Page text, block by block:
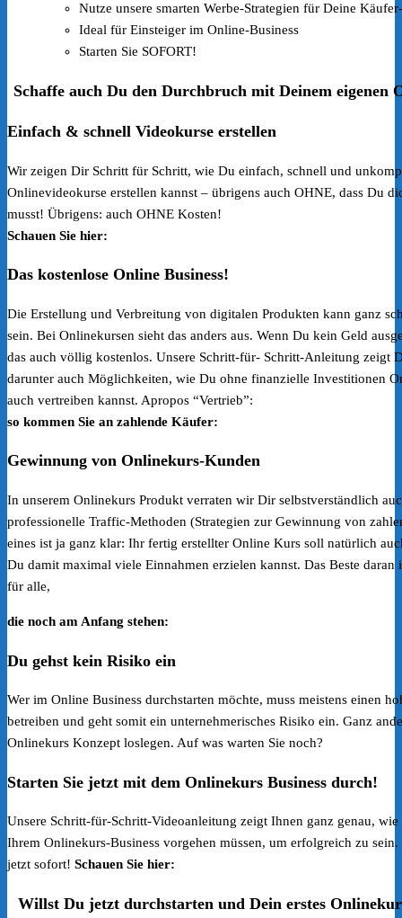
Nutze unsere smarten Werbe-Strategien für Deine
Ideal für Einsteiger im Online-Business
Starten Sie SOFORT!
Schaffe auch Du den Durchbruch mit Deinem eigenen
Einfach & schnell Videokurse erstellen
Wir zeigen Dir Schritt für Schritt, wie Du einfach, schnell und
Onlinevideokurse erstellen kannst – übrigens auch OHNE, dass Du
musst! Übrigens: auch OHNE Kosten!
Schauen Sie hier:
Das kostenlose Online Business!
Die Erstellung und Verbreitung von digitalen Produkten kann ganz
sein. Bei Onlinekursen sieht das anders aus. Wenn Du kein Geld
das auch völlig kostenlos. Unsere Schritt-für- Schritt-Anleitung zeigt
darunter auch Möglichkeiten, wie Du ohne finanzielle Investitionen
auch vertreiben kannst. Apropos “Vertrieb”:
so kommen Sie an zahlende Käufer:
Gewinnung von Onlinekurs-Kunden
In unserem Onlinekurs Produkt verraten wir Dir selbstverständlich
professionelle Traffic-Methoden (Strategien zur Gewinnung von
eines ist ja ganz klar: Ihr fertig erstellter Online Kurs soll natürlich
Du damit maximal viele Einnahmen erzielen kannst. Das Beste daran
für alle,
die noch am Anfang stehen:
Du gehst kein Risiko ein
Wer im Online Business durchstarten möchte, muss meistens einen
betreiben und geht somit ein unternehmerisches Risiko ein. Ganz
Onlinekurs Konzept loslegen. Auf was warten Sie noch?
Starten Sie jetzt mit dem Onlinekurs Business durch!
Unsere Schritt-für-Schritt-Videoanleitung zeigt Ihnen ganz genau,
Ihrem Onlinekurs-Business vorgehen müssen, um erfolgreich zu sein.
jetzt sofort! Schauen Sie hier:
Willst Du jetzt durchstarten und Dein erstes